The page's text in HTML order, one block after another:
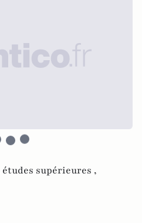
études supérieures ,